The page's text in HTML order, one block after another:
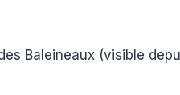
Baleineaux (visible